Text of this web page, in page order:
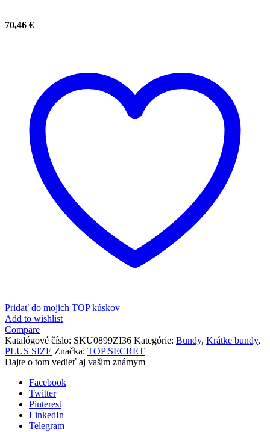
70,46 €
Pridať do mojich TOP kúskov
Add to wishlist
Compare
Katalógové číslo: SKU0899ZI36 Kategórie: Bundy, Krátke bundy,
PLUS SIZE Značka: TOP SECRET
Dajte o tom vedieť aj vašim známym
Facebook
Twitter
Pinterest
LinkedIn
Telegram